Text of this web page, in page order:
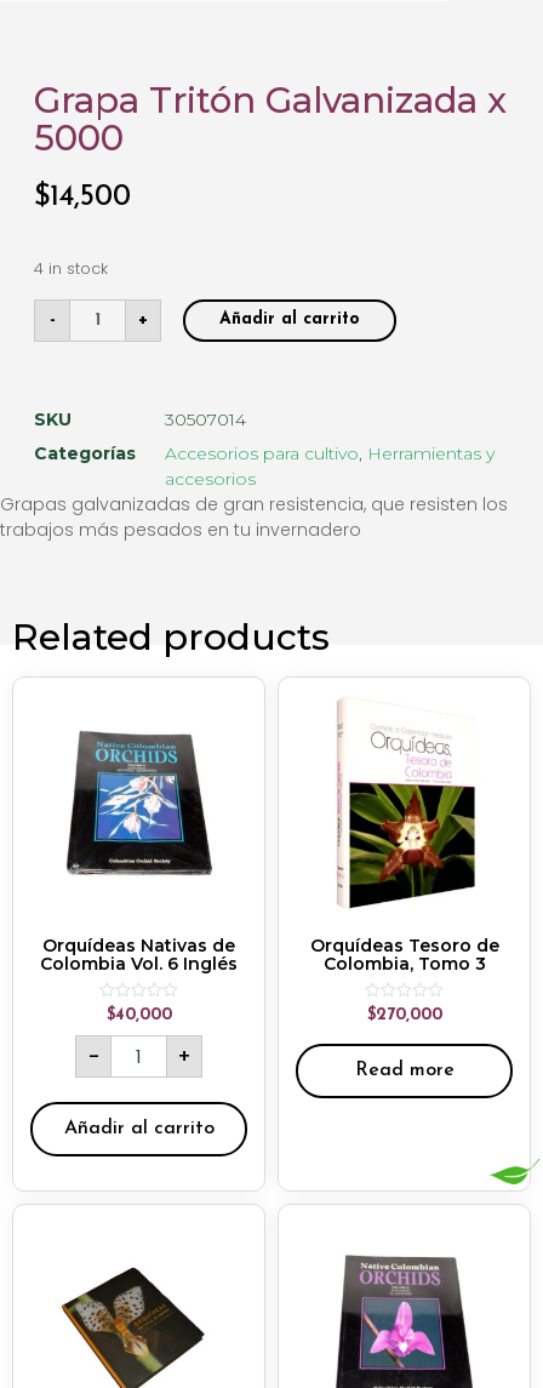
Grapa Tritón Galvanizada x
5000
$14,500
4 in stock
- + Añadir al carrito
SKU
30507014
Categorías
Accesorios para cultivo, Herramientas y
accesorios
Grapas galvanizadas de gran resistencia, que resisten los
trabajos más pesados en tu invernadero
Related products
Orquídeas Nativas de
Colombia Vol. 6 Inglés
Rated
out
$40,000
- +
Añadir al carrito
Orquídeas Tesoro de
Colombia, Tomo 3
Rated
5
$270,000
Read more